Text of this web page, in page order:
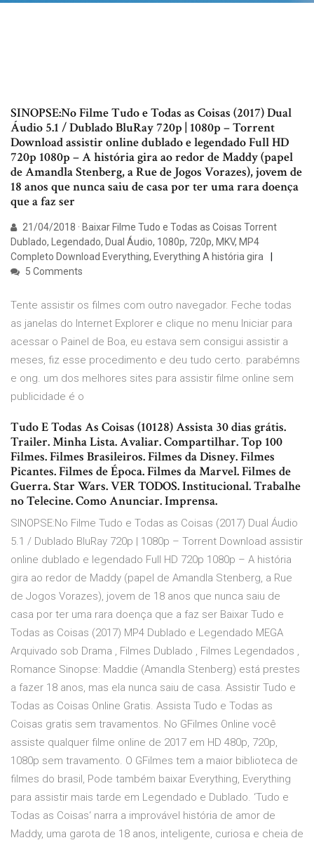
SINOPSE:No Filme Tudo e Todas as Coisas (2017) Dual
Áudio 5.1 / Dublado BluRay 720p | 1080p – Torrent
Download assistir online dublado e legendado Full HD
720p 1080p – A história gira ao redor de Maddy (papel
de Amandla Stenberg, a Rue de Jogos Vorazes), jovem de
18 anos que nunca saiu de casa por ter uma rara doença
que a faz ser
21/04/2018 · Baixar Filme Tudo e Todas as Coisas Torrent
Dublado, Legendado, Dual Áudio, 1080p, 720p, MKV, MP4
Completo Download Everything, Everything A história gira
5 Comments
Tente assistir os filmes com outro navegador. Feche todas
as janelas do Internet Explorer e clique no menu Iniciar para
acessar o Painel de Boa, eu estava sem consigui assistir a
meses, fiz esse procedimento e deu tudo certo. parabémns
e ong. um dos melhores sites para assistir filme online sem
publicidade é o
Tudo E Todas As Coisas (10128) Assista 30 dias grátis.
Trailer. Minha Lista. Avaliar. Compartilhar. Top 100
Filmes. Filmes Brasileiros. Filmes da Disney. Filmes
Picantes. Filmes de Época. Filmes da Marvel. Filmes de
Guerra. Star Wars. VER TODOS. Institucional. Trabalhe
no Telecine. Como Anunciar. Imprensa.
SINOPSE:No Filme Tudo e Todas as Coisas (2017) Dual Áudio
5.1 / Dublado BluRay 720p | 1080p – Torrent Download assistir
online dublado e legendado Full HD 720p 1080p – A história
gira ao redor de Maddy (papel de Amandla Stenberg, a Rue
de Jogos Vorazes), jovem de 18 anos que nunca saiu de
casa por ter uma rara doença que a faz ser Baixar Tudo e
Todas as Coisas (2017) MP4 Dublado e Legendado MEGA
Arquivado sob Drama , Filmes Dublado , Filmes Legendados ,
Romance Sinopse: Maddie (Amandla Stenberg) está prestes
a fazer 18 anos, mas ela nunca saiu de casa. Assistir Tudo e
Todas as Coisas Online Gratis. Assista Tudo e Todas as
Coisas gratis sem travamentos. No GFilmes Online você
assiste qualquer filme online de 2017 em HD 480p, 720p,
1080p sem travamento. O GFilmes tem a maior biblioteca de
filmes do brasil, Pode também baixar Everything, Everything
para assistir mais tarde em Legendado e Dublado. ‘Tudo e
Todas as Coisas‘ narra a improvável história de amor de
Maddy, uma garota de 18 anos, inteligente, curiosa e cheia de